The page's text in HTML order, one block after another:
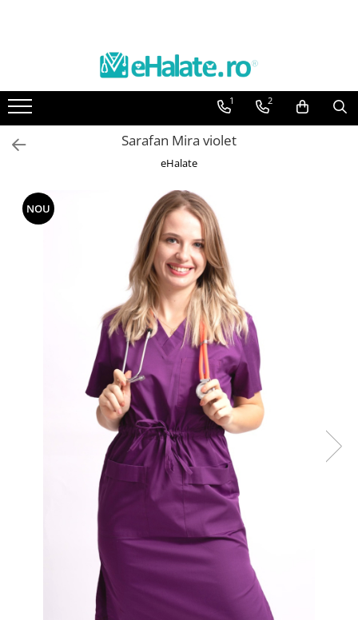
Toate Produsele
Bluze Unisex
Costume Unisex
Bluze unisex cu imprimeuri
Bluze Maria
Halate medicale femei
Halate medicale barbati
Halate medicale P2 cu fluturas
Halate medicale cu nasturi
Halate medicale cu fermoar
Halate medicale polar - unisex
Halate medicale albe
Sarafane medicale
1 2
Sarafan Mira violet
eHalate
NOU